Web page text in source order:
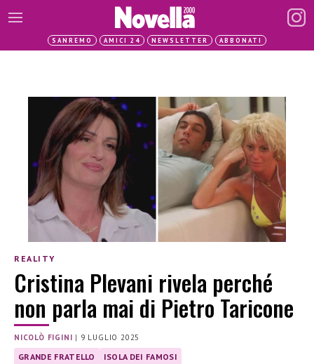
SANREMO AMICI 24 NEWSLETTER ABBONATI
REALITY
Cristina Plevani rivela perché
non parla mai di Pietro Taricone
NICOLÒ FIGINI | 9 LUGLIO 2025
GRANDE FRATELLO ISOLA DEI FAMOSI